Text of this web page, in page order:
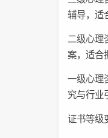
辅导，适
二级心理
案，适合
一级心理
究与行业
证书等级